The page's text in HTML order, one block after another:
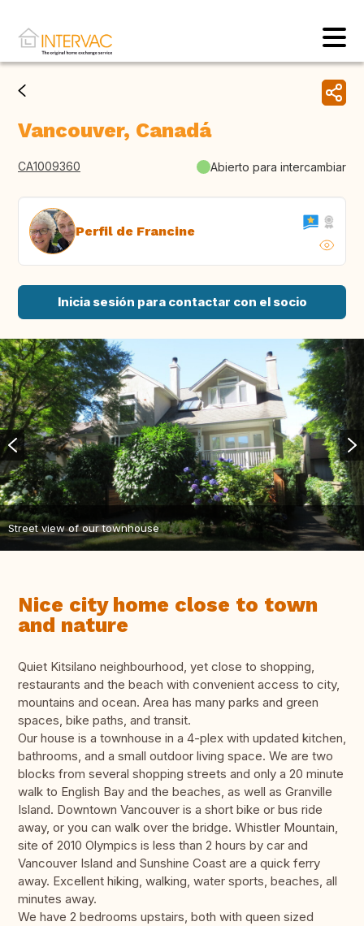
Vancouver, Canadá
CA1009360 Abierto para intercambiar
Perfil de Francine
Inicia sesión para contactar con el socio
Street view of our townhouse
Nice city home close to town
and nature
Quiet Kitsilano neighbourhood, yet close to shopping,
restaurants and the beach with convenient access to city,
mountains and ocean. Area has many parks and green
spaces, bike paths, and transit.
Our house is a townhouse in a 4-plex with updated kitchen,
bathrooms, and a small outdoor living space. We are two
blocks from several shopping streets and only a 20 minute
walk to English Bay and the beaches, as well as Granville
Island. Downtown Vancouver is a short bike or bus ride
away, or you can walk over the bridge. Whistler Mountain,
site of 2010 Olympics is less than 2 hours by car and
Vancouver Island and Sunshine Coast are a quick ferry
away. Excellent hiking, walking, water sports, beaches, all
minutes away.
We have 2 bedrooms upstairs, both with queen sized